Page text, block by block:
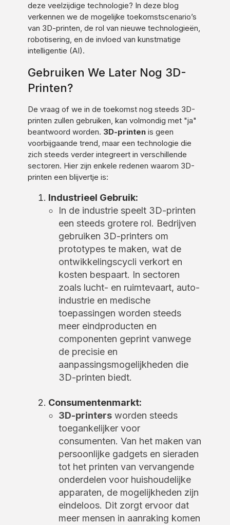
deze veelzijdige technologie? In deze blog
verkennen we de mogelijke toekomstscenario’s
van 3D-printen, de rol van nieuwe technologieën,
robotisering, en de invloed van kunstmatige
intelligentie (AI).
Gebruiken We Later Nog 3D-
Printen?
De vraag of we in de toekomst nog steeds 3D-
printen zullen gebruiken, kan volmondig met "ja"
beantwoord worden. 3D-printen is geen
voorbijgaande trend, maar een technologie die
zich steeds verder integreert in verschillende
sectoren. Hier zijn enkele redenen waarom 3D-
printen een blijvertje is:
Industrieel Gebruik:
In de industrie speelt 3D-printen
een steeds grotere rol. Bedrijven
gebruiken 3D-printers om
prototypes te maken, wat de
ontwikkelingscycli verkort en
kosten bespaart. In sectoren
zoals lucht- en ruimtevaart, auto-
industrie en medische
toepassingen worden steeds
meer eindproducten en
componenten geprint vanwege
de precisie en
aanpassingsmogelijkheden die
3D-printen biedt.
Consumentenmarkt:
3D-printers worden steeds
toegankelijker voor
consumenten. Van het maken van
persoonlijke gadgets en sieraden
tot het printen van vervangende
onderdelen voor huishoudelijke
apparaten, de mogelijkheden zijn
eindeloos. Dit zorgt ervoor dat
meer mensen in aanraking komen